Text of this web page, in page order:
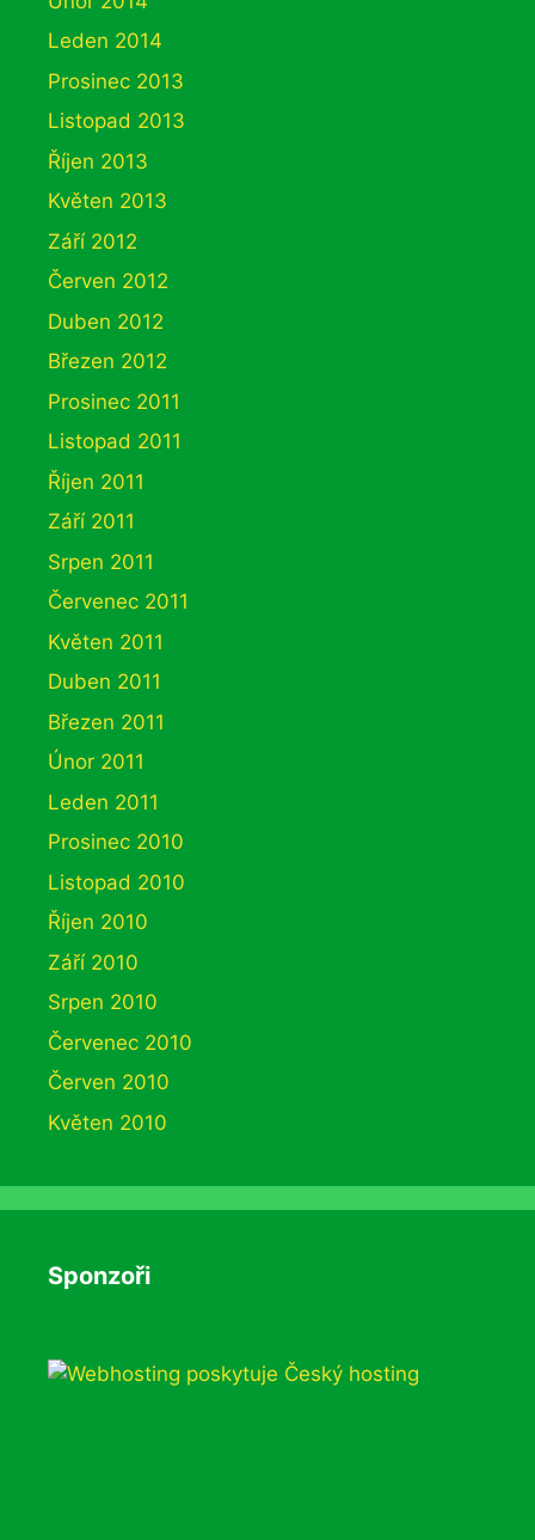
Leden 2014
Prosinec 2013
Listopad 2013
Říjen 2013
Květen 2013
Září 2012
Červen 2012
Duben 2012
Březen 2012
Prosinec 2011
Listopad 2011
Říjen 2011
Září 2011
Srpen 2011
Červenec 2011
Květen 2011
Duben 2011
Březen 2011
Únor 2011
Leden 2011
Prosinec 2010
Listopad 2010
Říjen 2010
Září 2010
Srpen 2010
Červenec 2010
Červen 2010
Květen 2010
Sponzoři